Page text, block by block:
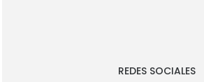
REDES SOCIALES